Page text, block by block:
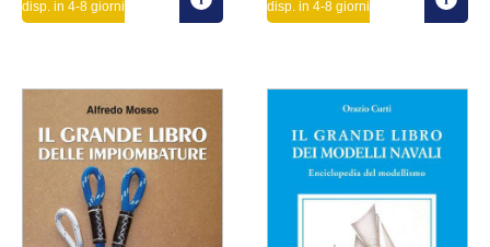
disp. in 4-8 giorni
disp. in 4-8 giorni